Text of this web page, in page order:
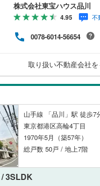
に後悔しない住ま
い。【Yahoo！ 不
ボーナスライトが
になります。「
ださい。※必ず
ライトは出金と
せください。
株式会社東宝ハウス品川
4.95 不
0078-6014-56654
取り扱い不動産会社
山手線 「品川」駅 徒歩7
東京都港区高輪4丁目
1970年5月（築57年）
総戸数 50戸 / 地上7階
/ 3SLDK
独立型キッチン（ 3
浴室
浴室乾燥機あり （ 6
バルコニー、庭
ルーフバルコニー（
収納
ウォークインクロー